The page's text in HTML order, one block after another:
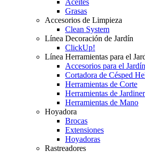
Aceites
Grasas
Accesorios de Limpieza
Clean System
Línea Decoración de Jardín
ClickUp!
Línea Herramientas para el
Accesorios para el
Cortadora de Césped
Herramientas de Corte
Herramientas de
Herramientas de Mano
Hoyadora
Brocas
Extensiones
Hoyadoras
Rastreadores